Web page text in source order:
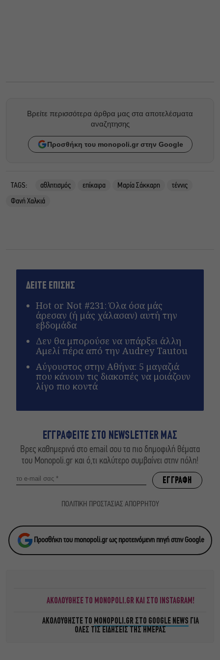
Βρείτε περισσότερα άρθρα μας στα αποτελέσματα
αναζητησης
Προσθήκη του monopoli.gr στην Google
TAGS: αθλητισμός επίκαιρα Μαρία Σάκκαρη
τέννις
Φανή Χαλκιά
ΔΕΙΤΕ ΕΠΙΣΗΣ
Hot or Not #231: Όλα όσα μάς
άρεσαν (ή μάς χάλασαν) αυτή την
εβδομάδα
Δεν θα μπορούσε να υπάρξει άλλη
Αμελί πέρα από την Audrey Tautou
Αύγουστος στην Αθήνα: 5 μαγαζιά
που κάνουν τις διακοπές να μοιάζουν
λίγο πιο κοντά
ΕΓΓΡΑΦΕΙΤΕ ΣΤΟ NEWSLETTER ΜΑΣ
Βρες καθημερινά στο email σου τα πιο δημοφιλή θέματα
του Monopoli.gr και ό,τι καλύτερο συμβαίνει στην πόλη!
ΠΟΛΙΤΙΚΗ ΠΡΟΣΤΑΣΙΑΣ ΑΠΟΡΡΗΤΟΥ
Προσθήκη του monopoli.gr ως προτεινόμενη πηγή στην Google
ΑΚΟΛΟΥΘΗΣΕ ΤΟ MONOPOLI.GR ΚΑΙ ΣΤΟ INSTAGRAM!
ΑΚΟΛΟΥΘΗΣΤΕ ΤΟ MONOPOLI.GR ΣΤΟ GOOGLE NEWS ΓΙΑ
ΟΛΕΣ ΤΙΣ ΕΙΔΗΣΕΙΣ ΤΗΣ ΗΜΕΡΑΣ